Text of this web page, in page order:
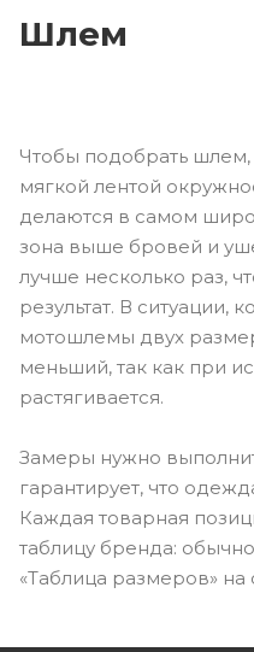
Шлем
Чтобы подобрать
мягкой лентой
делаются в самом
зона выше бровей и
лучше несколько раз,
результат. В ситуации,
мотошлемы двух
меньший, так как при
растягивается.
Замеры нужно
гарантирует, что
Каждая товарная
таблицу бренда:
«Таблица размеров»